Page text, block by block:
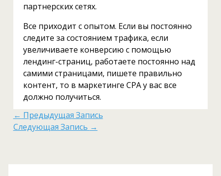
партнерских сетях.
Все приходит с опытом. Если вы постоянно
следите за состоянием трафика, если
увеличиваете конверсию с помощью
лендинг-страниц, работаете постоянно над
самими страницами, пишете правильно
контент, то в маркетинге CPA у вас все
должно получиться.
← Предыдущая Запись
Следующая Запись →